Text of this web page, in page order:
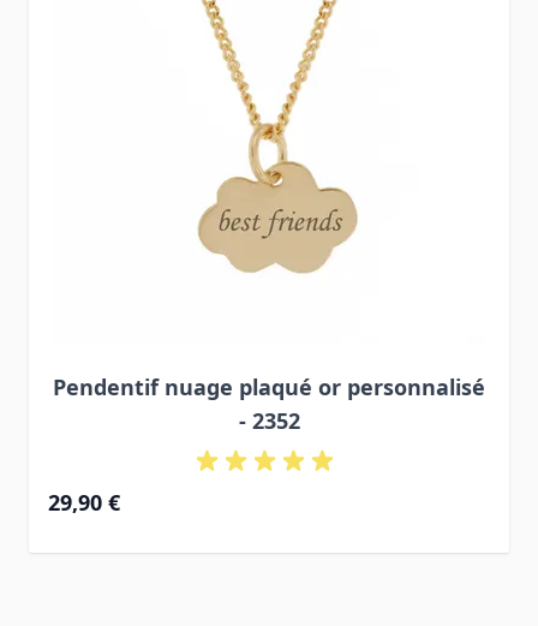
Pendentif nuage plaqué or personnalisé
- 2352
29,90 €